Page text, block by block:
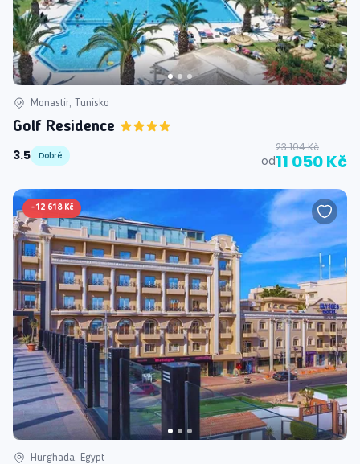
Monastir, Tunisko
Golf Residence
3.5
Dobré od
23 104 Kč
11 050 Kč
-12 618 Kč
Hurghada, Egypt